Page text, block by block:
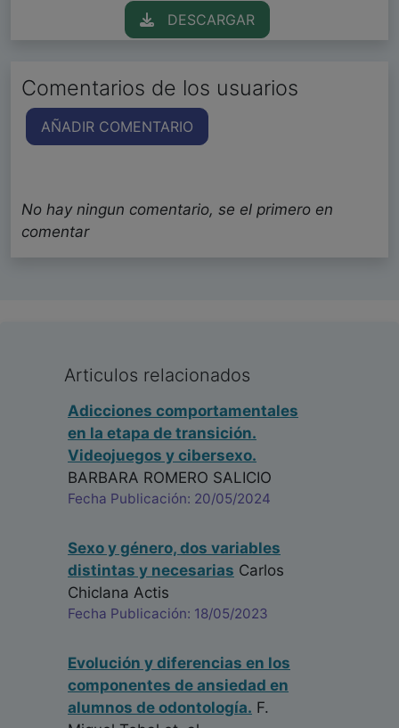
DESCARGAR
Comentarios de los usuarios
AÑADIR COMENTARIO
No hay ningun comentario, se el primero en
comentar
Articulos relacionados
Adicciones comportamentales
en la etapa de transición.
Videojuegos y cibersexo.
BARBARA ROMERO SALICIO
Fecha Publicación: 20/05/2024
Sexo y género, dos variables
distintas y necesarias Carlos
Chiclana Actis
Fecha Publicación: 18/05/2023
Evolución y diferencias en los
componentes de ansiedad en
alumnos de odontología. F.